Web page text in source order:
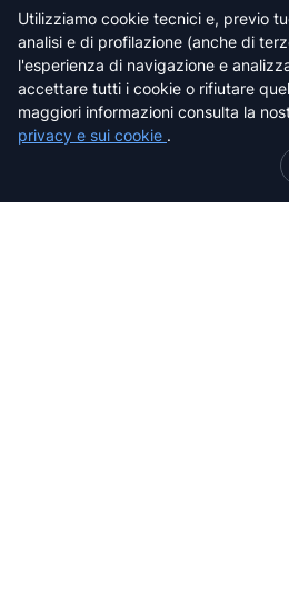
Livorno
Lucca
Massa-Carrara
Pisa
Pistoia
Prato
Utilizziamo cookie tecnici e, previo
analisi e di profilazione (anche di
l'esperienza di navigazione e
accettare tutti i cookie o rifiutare
maggiori informazioni consulta la
privacy e sui cookie .